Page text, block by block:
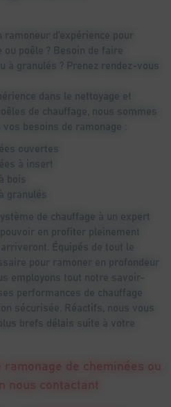
ramoneur d’expérience pour
ou poêle ? Besoin de faire
à granulés ? Prenez rendez-vous
dans le nettoyage et
de chauffage, nous sommes
besoins de ramonage :
ouvertes
à insert
à bois
granulés
de chauffage à un expert
en profiter pleinement
Équipés de tout le
pour ramoner en profondeur
employons tout notre savoir-
performances de chauffage
sécurisée. Réactifs, nous vous
brefs délais suite à votre
de cheminées ou
nous contactant